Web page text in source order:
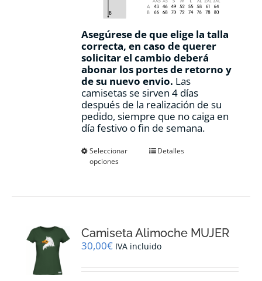
Asegúrese de que elige la talla
correcta, en caso de querer
solicitar el cambio deberá
abonar los portes de retorno y
de su nuevo envio. Las
camisetas se sirven 4 días
después de la realización de su
pedido, siempre que no caiga en
día festivo o fin de semana.
Seleccionar
opciones
Este
se
pueden
en
Detalles
Camiseta Alimoche MUJER
30,00€ IVA incluido